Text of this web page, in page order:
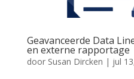
Geavanceerde Data
en externe rapportage
door Susan Dircken | jul